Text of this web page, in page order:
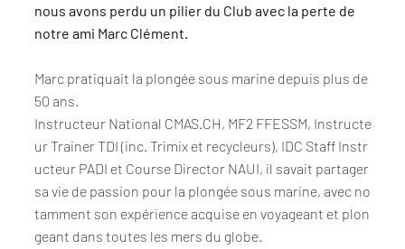
nous avons perdu un pilier du Club avec la perte de
notre ami Marc Clément.
Marc pratiquait la plongée sous marine depuis plus de
50 ans.
Instructeur National CMAS.CH, MF2 FFESSM, Instructe
ur Trainer TDI (inc. Trimix et recycleurs), IDC Staff Instr
ucteur PADI et Course Director NAUI, il savait partager
sa vie de passion pour la plongée sous marine, avec no
tamment son expérience acquise en voyageant et plon
geant dans toutes les mers du globe.